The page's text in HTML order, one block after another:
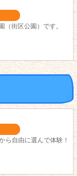
（街区公園）です。
ら自由に選んで体験！